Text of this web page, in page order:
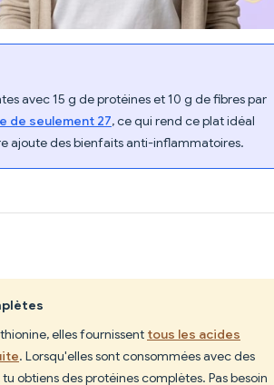
avec 15 g de protéines et 10 g de fibres par
de seulement 27, ce qui rend ce plat idéal
ajoute des bienfaits anti-inflammatoires.
elles fournissent tous les acides
. Lorsqu'elles sont consommées avec des
obtiens des protéines complètes. Pas besoin